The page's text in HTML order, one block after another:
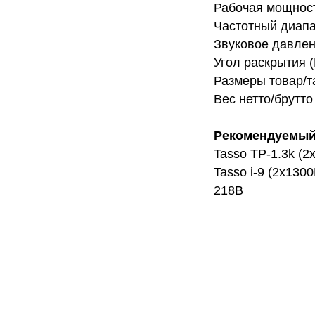
Рабочая
Частотный
Звуковое
Угол раскрытия
Размеры товар/
Вес нетто/
Tasso TP-1.3k
Tasso i-9
218B